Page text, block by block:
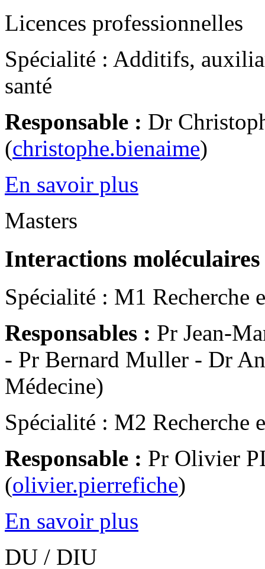
Licences professionnelles
Spécialité : Additifs,
santé
Responsable : Dr
(christophe.bienaime)
En savoir plus
Masters
Interactions
Spécialité : M1 Recherche
Responsables : Pr Jean-
- Pr Bernard Muller - Dr
Médecine)
Spécialité : M2 Recherche
Responsable : Pr Olivier
(olivier.pierrefiche)
En savoir plus
DU / DIU